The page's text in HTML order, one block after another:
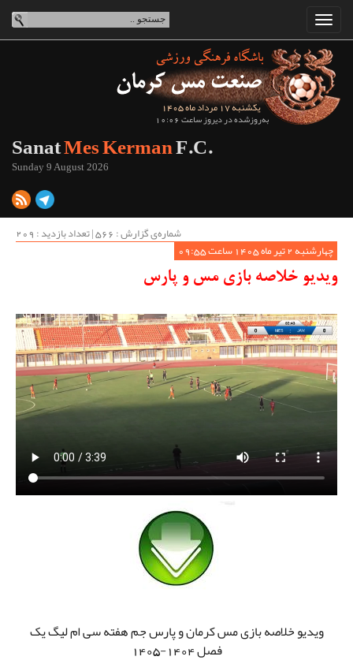
یکشنبه 17 مرداد ماه 1405
به‌روزشده در دیروز ساعت 10:06
SanatMes KermanF.C.
Sunday 9 August 2026
شماره‌ی گزارش : ‌566 | تعداد بازدید : 209
چهارشنبه 2 تیر ماه 1405 ساعت 09:55
ویدیو خلاصه بازی مس و پارس
ویدیو خلاصه بازی مس کرمان و پارس جم هفته سی ام لیگ یک
فصل 1404-1405